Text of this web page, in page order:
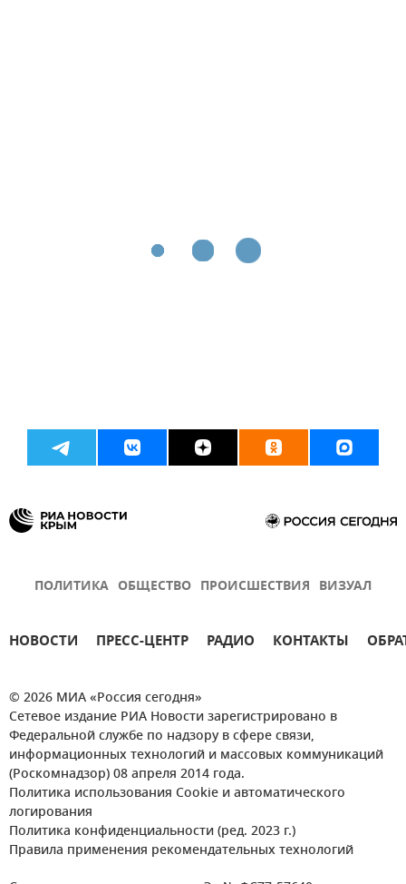
ПОЛИТИКА ОБЩЕСТВО ПРОИСШЕСТВИЯ ВИЗУАЛ
НОВОСТИ ПРЕСС-ЦЕНТР РАДИО КОНТАКТЫ
© 2026 МИА «Россия сегодня»
Сетевое издание РИА Новости зарегистрировано в
Федеральной службе по надзору в сфере связи,
информационных технологий и массовых коммуникаций
(Роскомнадзор) 08 апреля 2014 года.
Политика использования Cookie и автоматического
логирования
Политика конфиденциальности (ред. 2023 г.)
Правила применения рекомендательных технологий